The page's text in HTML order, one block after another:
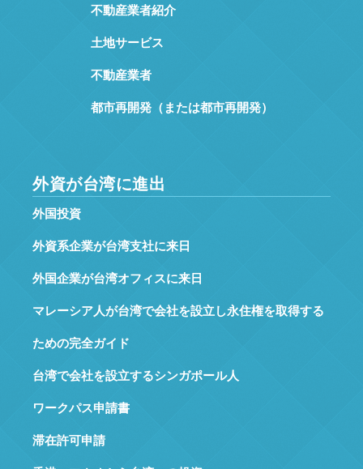
不動産業者紹介
土地サービス
不動産業者
都市再開発（または都市再開発）
外資が台湾に進出
外国投資
外資系企業が台湾支社に来日
外国企業が台湾オフィスに来日
マレーシア人が台湾で会社を設立し永住権を取得する
ための完全ガイド
台湾で会社を設立するシンガポール人
ワークパス申請書
滞在許可申請